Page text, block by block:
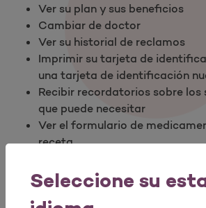
Seleccione su
Ver su plan y sus beneficios
Cambiar de doctor
Ver su historial de reclamos
Imprimir su tarjeta de
una tarjeta de identificación
Recibir recordatorios sobre los
que puede necesitar
Ver el formulario de
receta